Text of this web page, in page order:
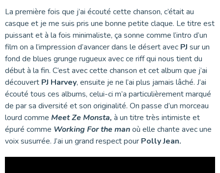
La première fois que j’ai écouté cette chanson, c’était au
casque et je me suis pris une bonne petite claque. Le titre est
puissant et à la fois minimaliste, ça sonne comme l’intro d’un
film on a l’impression d’avancer dans le désert avec PJ sur un
fond de blues grunge rugueux avec ce riff qui nous tient du
début à la fin. C’est avec cette chanson et cet album que j’ai
découvert PJ Harvey, ensuite je ne l’ai plus jamais lâché. J’ai
écouté tous ces albums, celui-ci m’a particulièrement marqué
de par sa diversité et son originalité. On passe d’un morceau
lourd comme Meet Ze Monsta, à un titre très intimiste et
épuré comme Working For the manoù elle chante avec une
voix susurrée. J’ai un grand respect pour Polly Jean.